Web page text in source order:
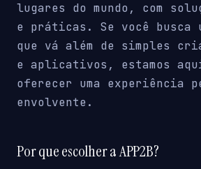
lugares do mundo, com
e práticas. Se você busca
que vá além de simples
e aplicativos, estamos
oferecer uma experiência
envolvente.
Por que escolher a APP2B?